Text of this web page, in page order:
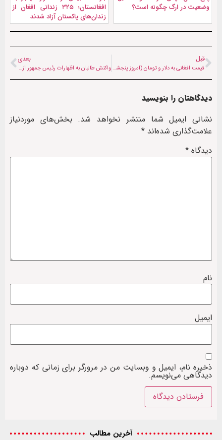
وضعیت در ارگ چگونه است؟
افغانستان؛ ۳۲۵ زندانی افغان از
زندان‌های پاکستان آزاد شدند
قبل
قیمت افغانی به دلار و تومان (امروز پنجشنبه ۱۴ فروردین ۱۴۰۴)
بعدی
واکنش طالبان به اظهارات رئیس جمهور ازبکستان؛ تاشکند درک خوبی از واقعیت افغانستان دارد
دیدگاهتان را بنویسید
نشانی ایمیل شما منتشر نخواهد شد. بخش‌های موردنیاز
علامت‌گذاری شده‌اند *
دیدگاه *
نام
ایمیل
ذخیره نام، ایمیل و وبسایت من در مرورگر برای زمانی که دوباره
دیدگاهی می‌نویسم.
آخرین مطالب